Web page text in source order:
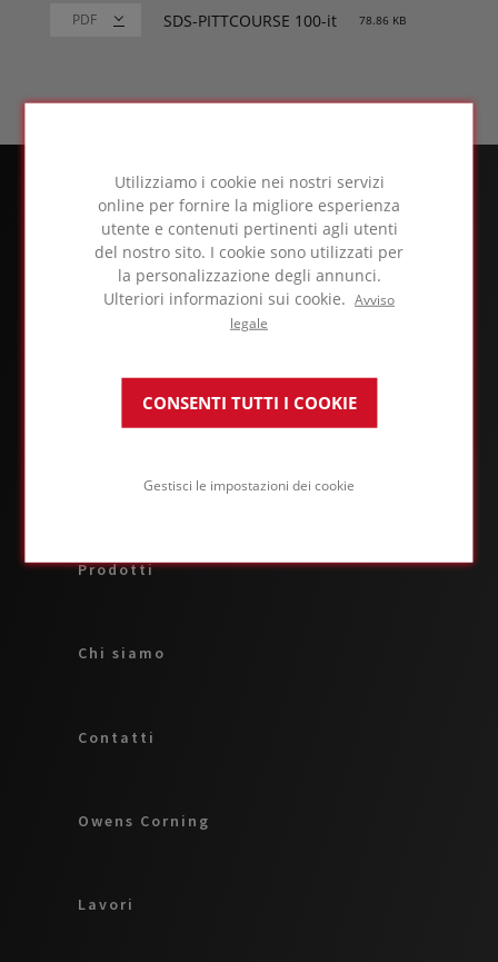
Utilizziamo i cookie nei nostri servizi
online per fornire la migliore esperienza
utente e contenuti pertinenti agli utenti
del nostro sito. I cookie sono utilizzati per
la personalizzazione degli annunci.
Ulteriori informazioni sui cookie. Avviso
legale
CONSENTI TUTTI I COOKIE
Gestisci le impostazioni dei cookie
SDS-PITTCOURSE 100-it 78.86 KB
Applicazioni e soluzioni
Prodotti
Chi siamo
Contatti
Owens Corning
Lavori